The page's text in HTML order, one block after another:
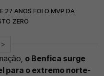
27 ANOS FOI O MVP DA
ZERO
>
o Benfica surge
para o extremo norte-